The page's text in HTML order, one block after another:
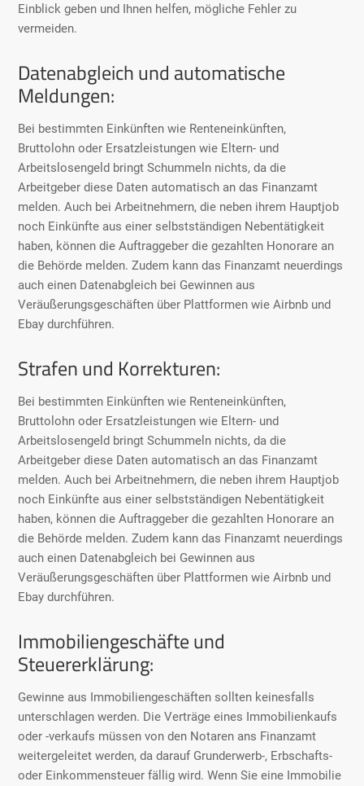
Einblick geben und Ihnen helfen, mögliche Fehler zu
vermeiden.
Datenabgleich und automatische
Meldungen:
Bei bestimmten Einkünften wie Renteneinkünften,
Bruttolohn oder Ersatzleistungen wie Eltern- und
Arbeitslosengeld bringt Schummeln nichts, da die
Arbeitgeber diese Daten automatisch an das Finanzamt
melden. Auch bei Arbeitnehmern, die neben ihrem Hauptjob
noch Einkünfte aus einer selbstständigen Nebentätigkeit
haben, können die Auftraggeber die gezahlten Honorare an
die Behörde melden. Zudem kann das Finanzamt neuerdings
auch einen Datenabgleich bei Gewinnen aus
Veräußerungsgeschäften über Plattformen wie Airbnb und
Ebay durchführen.
Strafen und Korrekturen:
Bei bestimmten Einkünften wie Renteneinkünften,
Bruttolohn oder Ersatzleistungen wie Eltern- und
Arbeitslosengeld bringt Schummeln nichts, da die
Arbeitgeber diese Daten automatisch an das Finanzamt
melden. Auch bei Arbeitnehmern, die neben ihrem Hauptjob
noch Einkünfte aus einer selbstständigen Nebentätigkeit
haben, können die Auftraggeber die gezahlten Honorare an
die Behörde melden. Zudem kann das Finanzamt neuerdings
auch einen Datenabgleich bei Gewinnen aus
Veräußerungsgeschäften über Plattformen wie Airbnb und
Ebay durchführen.
Immobiliengeschäfte und
Steuererklärung:
Gewinne aus Immobiliengeschäften sollten keinesfalls
unterschlagen werden. Die Verträge eines Immobilienkaufs
oder -verkaufs müssen von den Notaren ans Finanzamt
weitergeleitet werden, da darauf Grunderwerb-, Erbschafts-
oder Einkommensteuer fällig wird. Wenn Sie eine Immobilie